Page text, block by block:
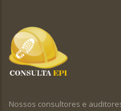
Nossos consultores e